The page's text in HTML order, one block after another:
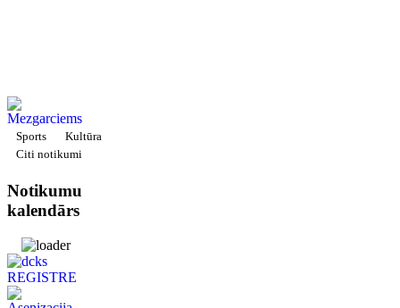
Sports
Kultūra
Citi notikumi
Notikumu
kalendārs